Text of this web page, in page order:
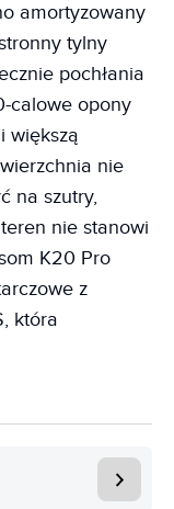
amortyzowany
tylny
pochłania
calowe opony
większą
nie
na szutry,
nie stanowi
K20 Pro
z
która